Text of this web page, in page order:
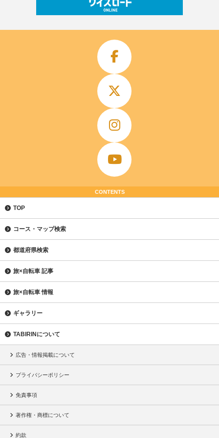
CONTENTS
TOP
コース・マップ検索
都道府県検索
旅×自転車 記事
旅×自転車 情報
ギャラリー
TABIRINについて
広告・情報掲載について
プライバシーポリシー
免責事項
著作権・商標について
約款